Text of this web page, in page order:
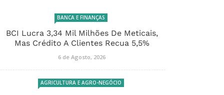
BANCA E FINANÇAS
BCI Lucra 3,34 Mil Milhões De Meticais,
Mas Crédito A Clientes Recua 5,5%
6 de Agosto, 2026
AGRICULTURA E AGRO-NEGÓCIO